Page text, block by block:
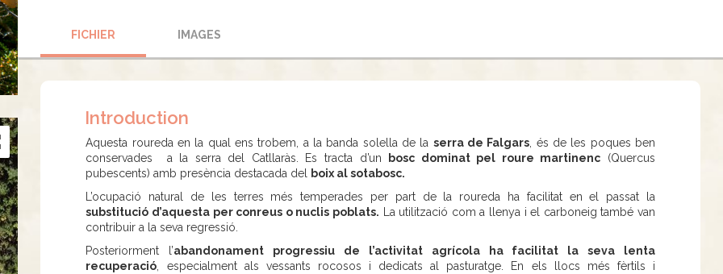
FICHIER IMAGES
Introduction
Aquesta roureda en la qual ens trobem, a la banda solella de la serra de Falgars , és de les poques ben
conservades a la serra del Catllaràs. Es tracta d’un
bosc dominat pel roure martinenc (Quercus
pubescents) amb presència destacada del
boix al sotabosc.
L’ocupació natural de les terres més temperades per part de la roureda ha facilitat en el passat la
substitució d’aquesta per conreus o nuclis poblats. La utilització com a llenya i el carboneig també van
contribuir a la seva regressió.
Posteriorment l’abandonament progressiu de l’activitat agrícola ha facilitat la seva lenta
recuperació , especialment als vessants rocosos i dedicats al pasturatge. En els llocs més fèrtils i